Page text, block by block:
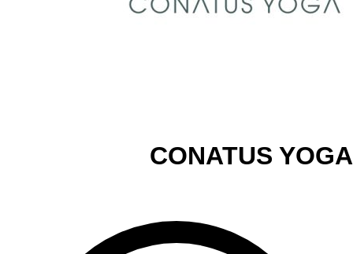
CONATUS YOGA